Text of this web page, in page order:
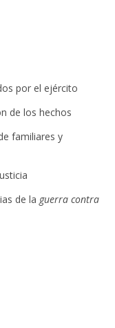
por el ejército
de los hechos
familiares y
de la guerra contra